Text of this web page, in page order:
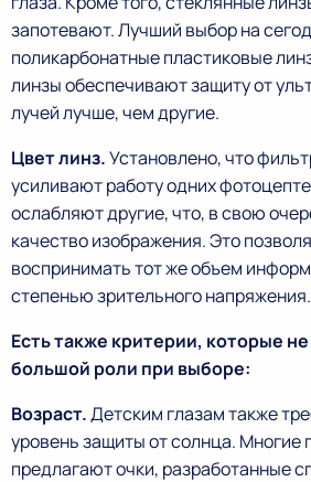
запотевают. Лучший выбор на
поликарбонатные пластиковые
линзы обеспечивают защиту от
лучей лучше, чем другие.
Цвет линз.Установлено, что
усиливают работу одних
ослабляют другие, что, в свою
качество изображения. Это
воспринимать тот же объем
степенью зрительного напряжения.
Есть также критерии, которые
большой роли при выборе:
Возраст.Детским глазам также
уровень защиты от солнца. Многие
предлагают очки, разработанные